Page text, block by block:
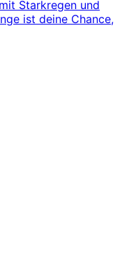
Starkregen und
ist deine Chance,